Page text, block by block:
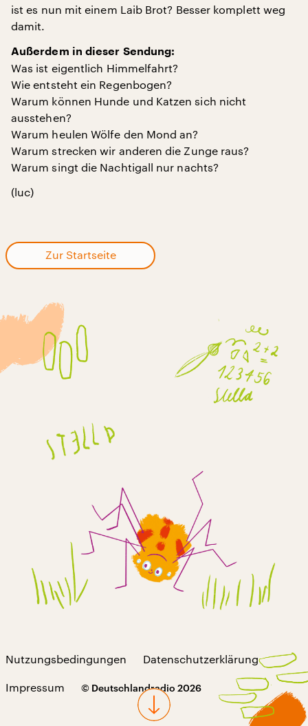
ist es nun mit einem Laib Brot? Besser komplett weg
damit.
Außerdem in dieser Sendung:
Was ist eigentlich Himmelfahrt?
Wie entsteht ein Regenbogen?
Warum können Hunde und Katzen sich nicht
ausstehen?
Warum heulen Wölfe den Mond an?
Warum strecken wir anderen die Zunge raus?
Warum singt die Nachtigall nur nachts?
(luc)
Zur Startseite
Nutzungsbedingungen Datenschutzerklärung
Impressum © Deutschlandradio 2026